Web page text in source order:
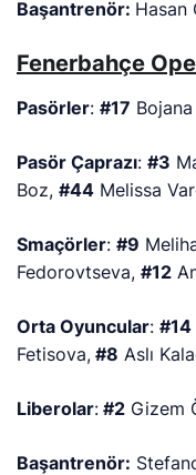
Başantrenör: Hasan
Fenerbahçe
Pasörler:#17
Pasör Çaprazı:#3
Boz,#44 Melissa
Smaçörler:#9
Fedorovtseva,#12
Orta Oyuncular:#14
Fetisova, #8 Aslı
Liberolar: #2 Gizem
Başantrenör: